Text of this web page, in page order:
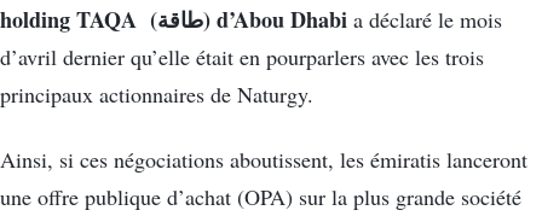
holding TAQA (طاقة) d’Abou Dhabi a déclaré le mois
d’avril dernier qu’elle était en pourparlers avec les trois
principaux actionnaires de Naturgy.
Ainsi, si ces négociations aboutissent, les émiratis lanceront
une offre publique d’achat (OPA) sur la plus grande société